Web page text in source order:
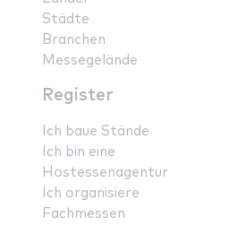
Städte
Branchen
Messegelände
Register
Ich baue Stände
Ich bin eine
Hostessenagentur
Ich organisiere
Fachmessen